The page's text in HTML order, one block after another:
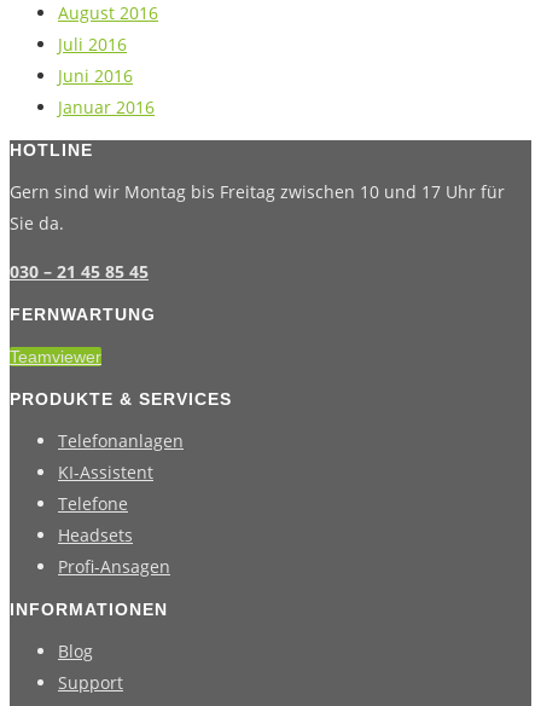
August 2016
Juli 2016
Juni 2016
Januar 2016
HOTLINE
Gern sind wir Montag bis Freitag zwischen 10 und 17 Uhr für
Sie da.
030 – 21 45 85 45
FERNWARTUNG
Teamviewer
PRODUKTE & SERVICES
Telefonanlagen
KI-Assistent
Telefone
Headsets
Profi-Ansagen
INFORMATIONEN
Blog
Support